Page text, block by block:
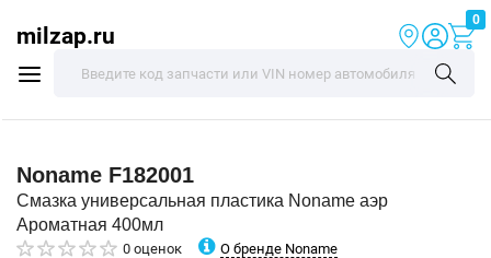
milzap.ru
0
Noname F182001
Смазка универсальная пластика Noname аэр
Ароматная 400мл
0 оценок О бренде Noname